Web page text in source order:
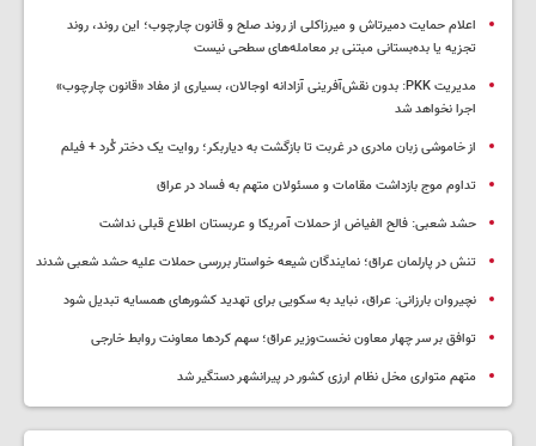
اعلام حمایت دمیرتاش و میرزاکلی از روند صلح و قانون چارچوب؛ این روند، روند
تجزیه یا بده‌بستانی مبتنی بر معامله‌های سطحی نیست
مدیریت PKK: بدون نقش‌آفرینی آزادانه اوجالان، بسیاری از مفاد «قانون چارچوب»
اجرا نخواهد شد
از خاموشی زبان مادری در غربت تا بازگشت به دیاربکر؛ روایت یک دختر کُرد + فیلم
تداوم موج بازداشت مقامات و مسئولان متهم به فساد در عراق
حشد شعبی: فالح الفیاض از حملات آمریکا و عربستان اطلاع قبلی نداشت
تنش در پارلمان عراق؛ نمایندگان شیعه خواستار بررسی حملات علیه حشد شعبی شدند
نچیروان بارزانی: عراق، نباید به سکویی برای تهدید کشورهای همسایه تبدیل شود
توافق بر سر چهار معاون نخست‌وزیر عراق؛ سهم کردها معاونت روابط خارجی
متهم متواری مخل نظام ارزی کشور در پیرانشهر دستگیر شد